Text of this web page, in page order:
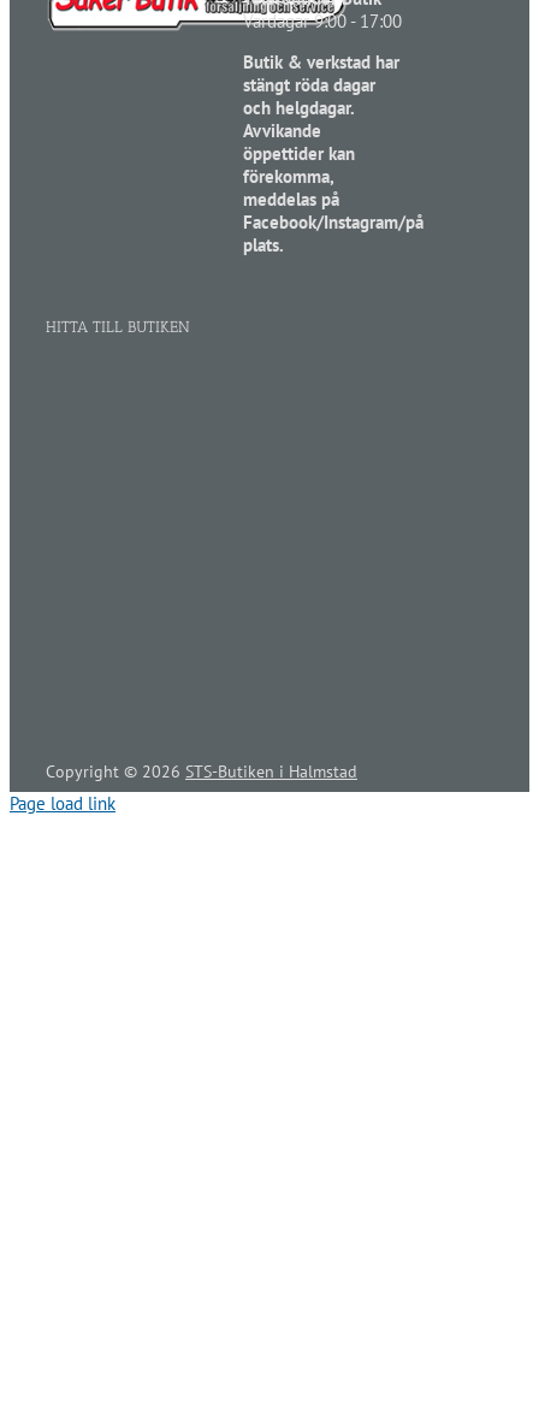
Vardagar 9:00 - 17:00
Butik & verkstad har
stängt röda dagar
och helgdagar.
Avvikande
öppettider kan
förekomma,
meddelas på
Facebook/Instagram/på
plats.
HITTA TILL BUTIKEN
Copyright © 2026 STS-Butiken i Halmstad
Page load link